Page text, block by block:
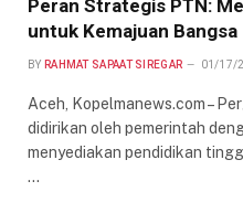
Peran Strategis PTN:
untuk Kemajuan Bangsa
BY RAHMAT SAPAAT SIREGAR 01/17/
Aceh, Kopelmanews.com –
didirikan oleh pemerintah
menyediakan pendidikan
…